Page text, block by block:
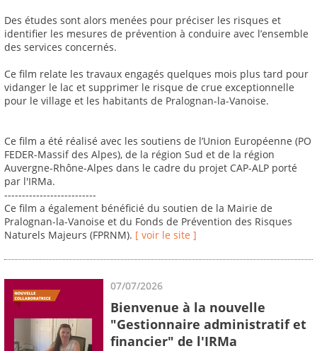
Des études sont alors menées pour préciser les risques et
identifier les mesures de prévention à conduire avec l’ensemble
des services concernés.
Ce film relate les travaux engagés quelques mois plus tard pour
vidanger le lac et supprimer le risque de crue exceptionnelle
pour le village et les habitants de Pralognan-la-Vanoise.
Ce film a été réalisé avec les soutiens de l’Union Européenne (PO
FEDER-Massif des Alpes), de la région Sud et de la région
Auvergne-Rhône-Alpes dans le cadre du projet CAP-ALP porté
par l'IRMa.
--------------------------
Ce film a également bénéficié du soutien de la Mairie de
Pralognan-la-Vanoise et du Fonds de Prévention des Risques
Naturels Majeurs (FPRNM). [ voir le site ]
07/07/2026
Bienvenue à la nouvelle
"Gestionnaire administratif et
financier" de l'IRMa